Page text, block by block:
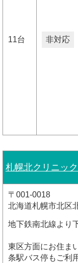
11台 非対応
札幌北クリニック
〒001-0018
北海道札幌市北区
地下鉄南北線より
東区方面にお住ま
条駅バス停もご利